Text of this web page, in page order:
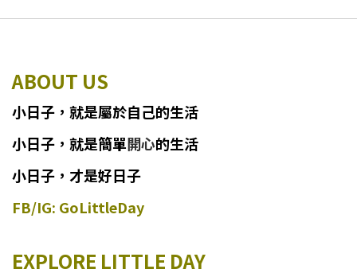
ABOUT US
小日子 ， 就是屬於自己的生活
小日子 ， 就是簡單開心的生活
小日子，才是好日子
FB/IG: GoLittleDay
EXPLORE LITTLE DAY